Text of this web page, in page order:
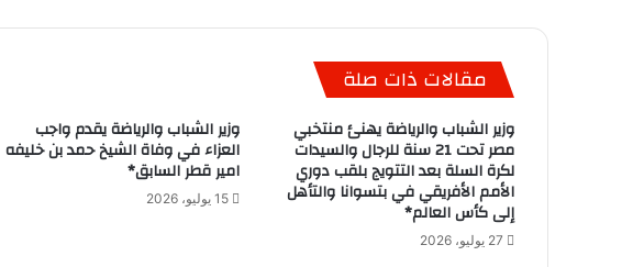
مقالات ذات صلة
وزير الشباب والرياضة يهنئ منتخبي
مصر تحت 21 سنة للرجال والسيدات
لكرة السلة بعد التتويج بلقب دوري
الأمم الأفريقي في بتسوانا والتأهل
إلى كأس العالم*
27 يوليو، 2026
وزير الشباب والرياضة يقدم واجب
العزاء في وفاة الشيخ حمد بن خليفه
امير قطر السابق*
15 يوليو، 2026